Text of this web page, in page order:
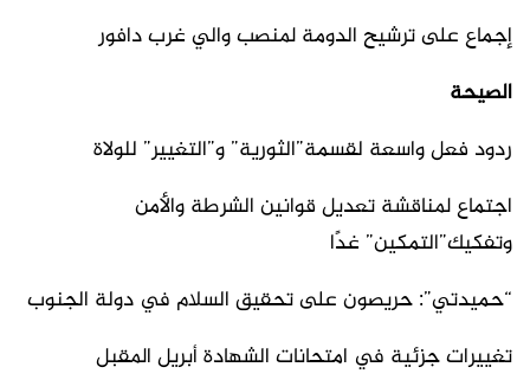
إجماع على ترشيح الدومة لمنصب والي غرب دافور
الصيحة
ردود فعل واسعة لقسمة”الثورية” و”التغيير” للولاة
اجتماع لمناقشة تعديل قوانين الشرطة والأمن
وتفكيك”التمكين” غدًا
“حميدتي”: حريصون على تحقيق السلام في دولة الجنوب
تغييرات جزئية في امتحانات الشهادة أبريل المقبل